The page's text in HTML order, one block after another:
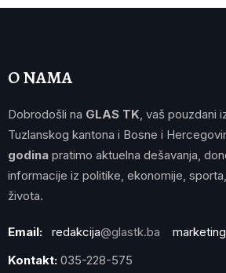
O NAMA
Dobrodošli na GLAS TK , vaš pouzdani
Tuzlanskog kantona i Bosne i
godina pratimo aktuelna dešavanja,
informacije iz politike, ekonomije,
života.
Email: redakcija@glastk.ba marketing
Kontakt: 035-228-575